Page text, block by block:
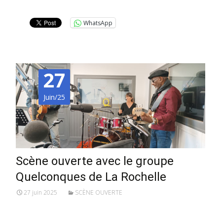
WhatsApp
27
Juin/25
Scène ouverte avec le groupe
Quelconques de La Rochelle
27 juin 2025 SCÈNE OUVERTE